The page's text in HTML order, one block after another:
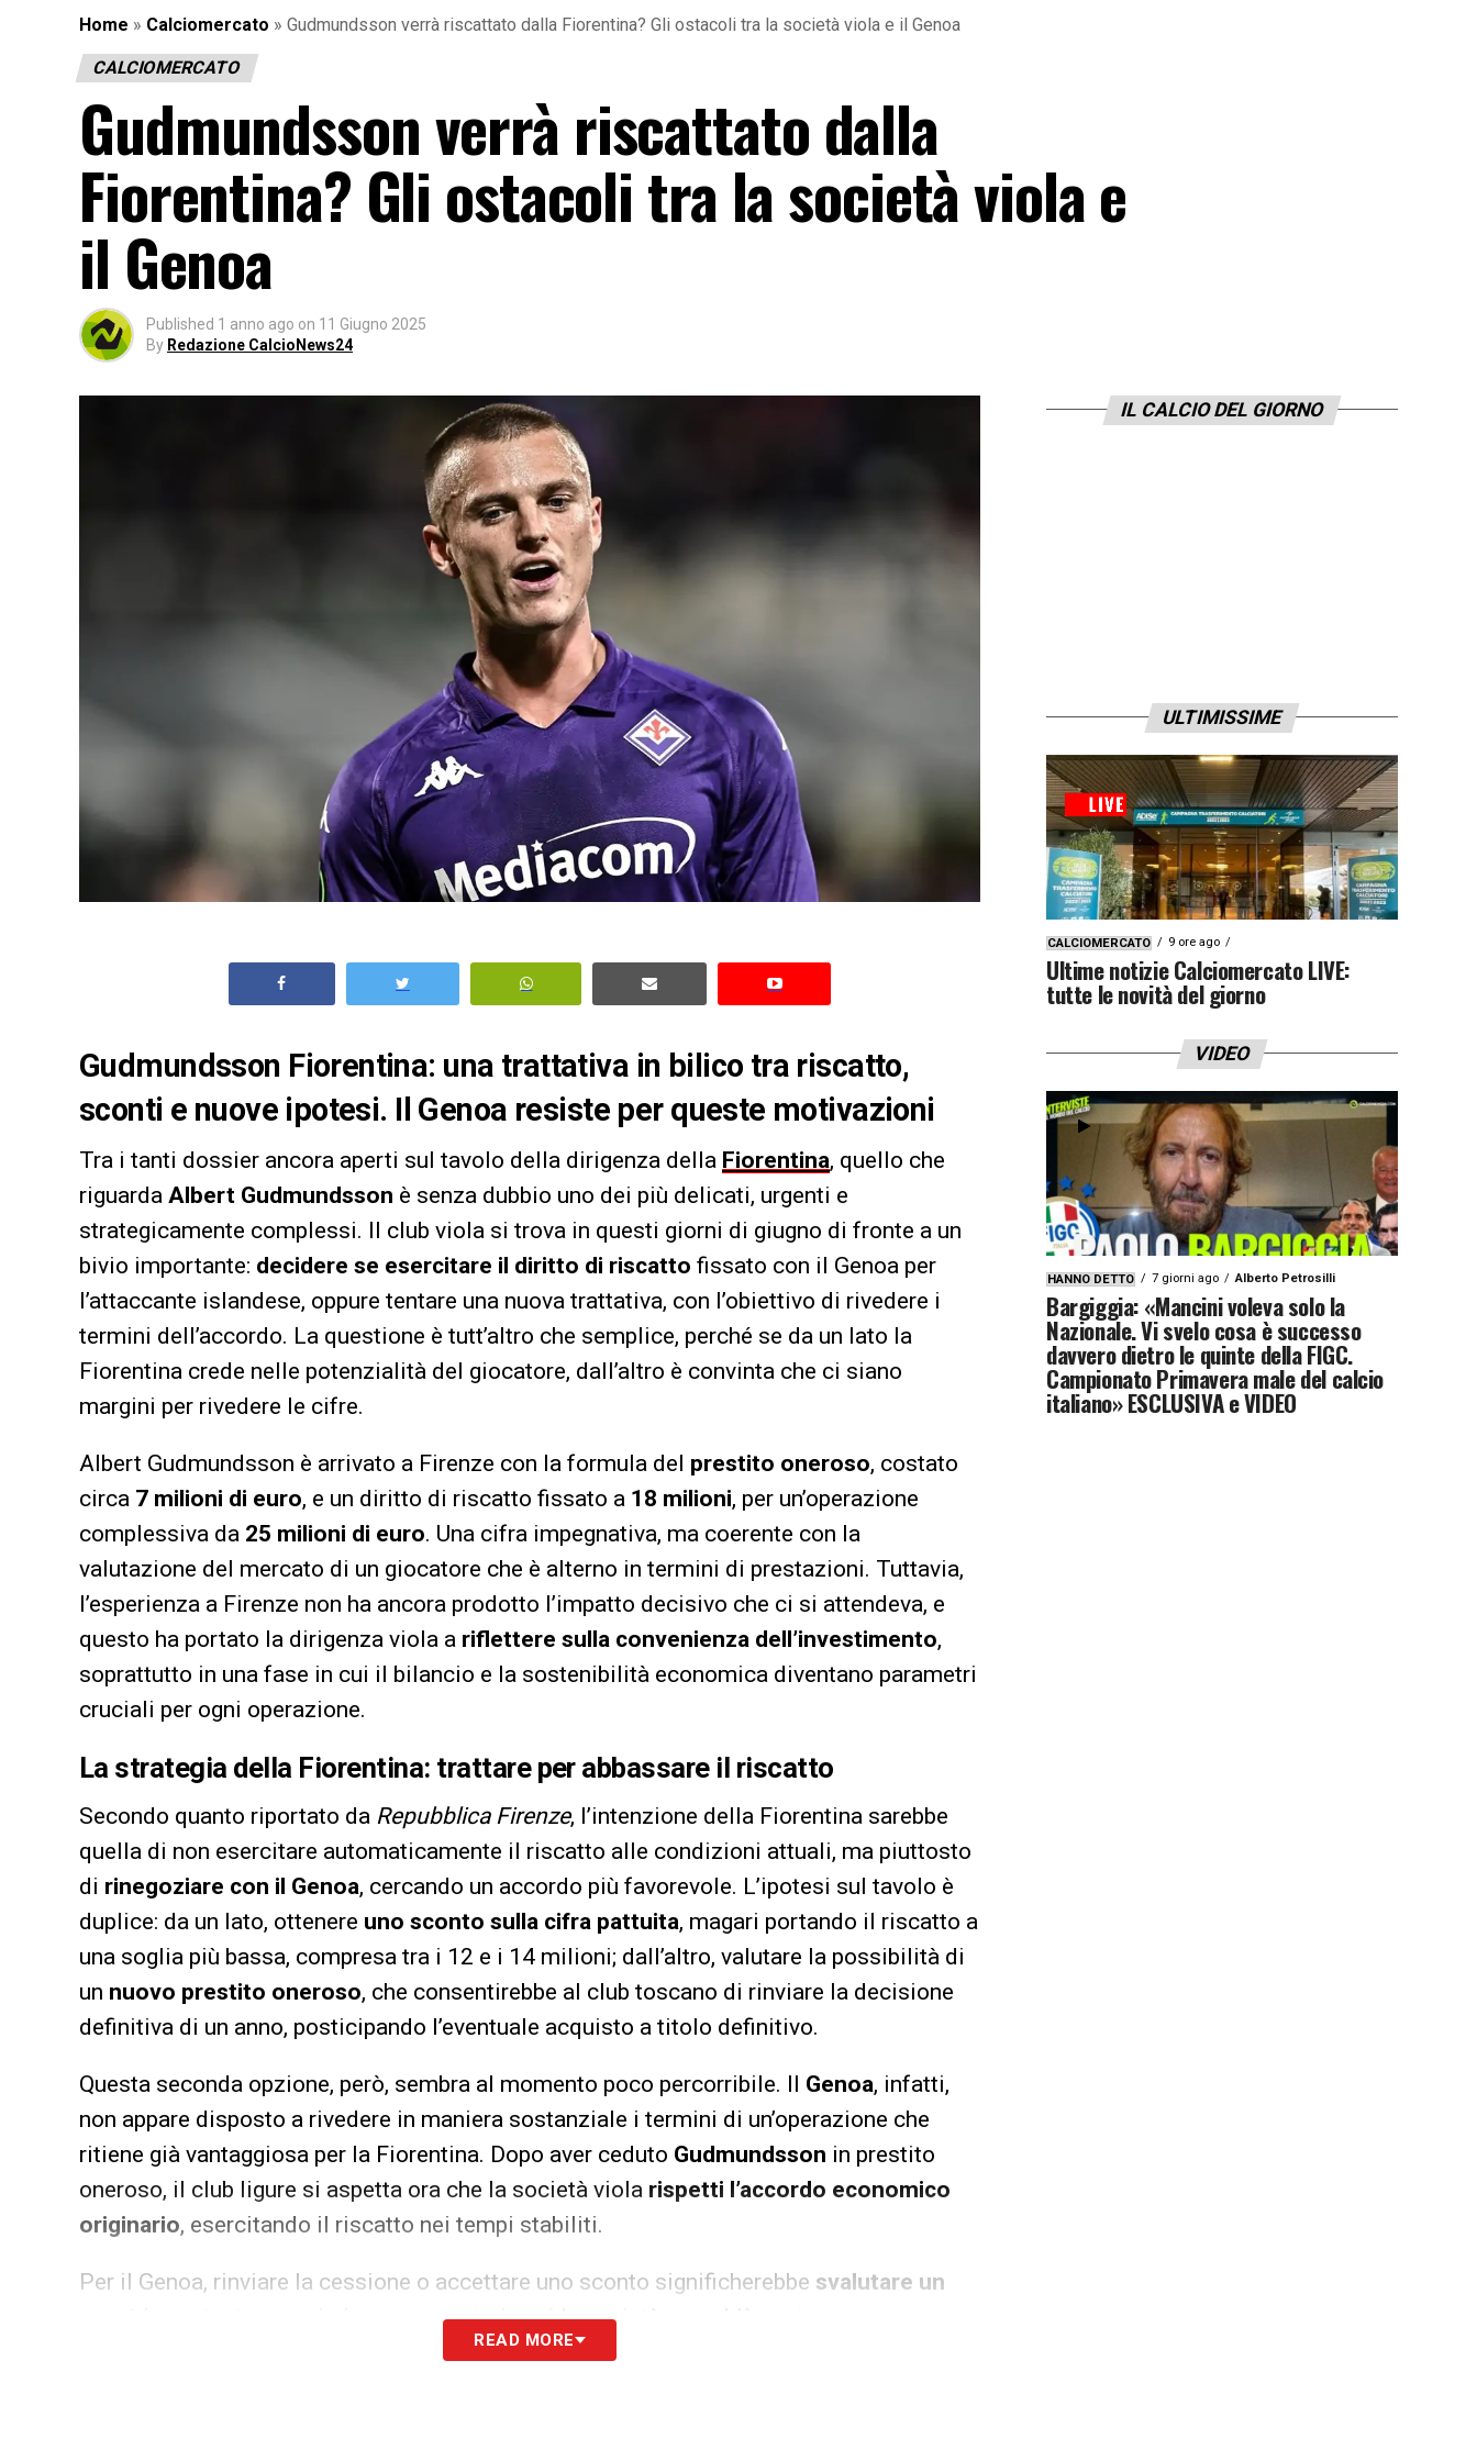
Home » Calciomercato » Gudmundsson verrà riscattato dalla Fiorentina? Gli ostacoli tra la società viola e il Genoa
CALCIOMERCATO
Gudmundsson verrà riscattato dalla
Fiorentina? Gli ostacoli tra la società viola e
il Genoa
Published 1 anno ago on 11 Giugno 2025
By Redazione CalcioNews24
Gudmundsson Fiorentina: una trattativa in bilico tra riscatto,
sconti e nuove ipotesi. Il Genoa resiste per queste motivazioni
Tra i tanti dossier ancora aperti sul tavolo della dirigenza della Fiorentina, quello che
riguarda Albert Gudmundsson è senza dubbio uno dei più delicati, urgenti e
strategicamente complessi. Il club viola si trova in questi giorni di giugno di fronte a un
bivio importante: decidere se esercitare il diritto di riscatto fissato con il Genoa per
l’attaccante islandese, oppure tentare una nuova trattativa, con l’obiettivo di rivedere i
termini dell’accordo. La questione è tutt’altro che semplice, perché se da un lato la
Fiorentina crede nelle potenzialità del giocatore, dall’altro è convinta che ci siano
margini per rivedere le cifre.
Albert Gudmundsson è arrivato a Firenze con la formula del prestito oneroso, costato
circa 7 milioni di euro, e un diritto di riscatto fissato a 18 milioni, per un’operazione
complessiva da 25 milioni di euro. Una cifra impegnativa, ma coerente con la
valutazione del mercato di un giocatore che è alterno in termini di prestazioni. Tuttavia,
l’esperienza a Firenze non ha ancora prodotto l’impatto decisivo che ci si attendeva, e
questo ha portato la dirigenza viola a riflettere sulla convenienza dell’investimento,
soprattutto in una fase in cui il bilancio e la sostenibilità economica diventano parametri
cruciali per ogni operazione.
La strategia della Fiorentina: trattare per abbassare il riscatto
Secondo quanto riportato da Repubblica Firenze, l’intenzione della Fiorentina sarebbe
quella di non esercitare automaticamente il riscatto alle condizioni attuali, ma piuttosto
di rinegoziare con il Genoa, cercando un accordo più favorevole. L’ipotesi sul tavolo è
duplice: da un lato, ottenere uno sconto sulla cifra pattuita, magari portando il riscatto a
una soglia più bassa, compresa tra i 12 e i 14 milioni; dall’altro, valutare la possibilità di
un nuovo prestito oneroso, che consentirebbe al club toscano di rinviare la decisione
definitiva di un anno, posticipando l’eventuale acquisto a titolo definitivo.
Questa seconda opzione, però, sembra al momento poco percorribile. Il Genoa, infatti,
non appare disposto a rivedere in maniera sostanziale i termini di un’operazione che
ritiene già vantaggiosa per la Fiorentina. Dopo aver ceduto Gudmundsson in prestito
oneroso, il club ligure si aspetta ora che la società viola rispetti l’accordo economico
originario, esercitando il riscatto nei tempi stabiliti.
Per il Genoa, rinviare la cessione o accettare uno sconto significherebbe svalutare un
importante, proprio in un momento in cui la società rossoblù punta a
massimizzare le entrate da eventuali operazioni in uscita per finanziare il mercato in
READ MORE
IL CALCIO DEL GIORNO
ULTIMISSIME
CALCIOMERCATO 9 ore ago
Ultime notizie Calciomercato LIVE:
tutte le novità del giorno
VIDEO
HANNO DETTO 7 giorni ago Alberto Petrosilli
Bargiggia: «Mancini voleva solo la
Nazionale. Vi svelo cosa è successo
davvero dietro le quinte della FIGC.
Campionato Primavera male del calcio
italiano» ESCLUSIVA e VIDEO